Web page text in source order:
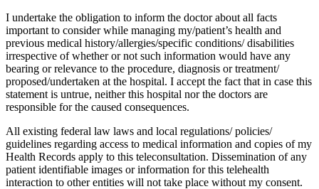
I undertake the obligation to inform the doctor about all facts
important to consider while managing my/patient’s health and
previous medical history/allergies/specific conditions/ disabilities
irrespective of whether or not such information would have any
bearing or relevance to the procedure, diagnosis or treatment/
proposed/undertaken at the hospital. I accept the fact that in case this
statement is untrue, neither this hospital nor the doctors are
responsible for the caused consequences.
All existing federal law laws and local regulations/ policies/
guidelines regarding access to medical information and copies of my
Health Records apply to this teleconsultation. Dissemination of any
patient identifiable images or information for this telehealth
interaction to other entities will not take place without my consent.